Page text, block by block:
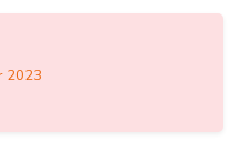
2023